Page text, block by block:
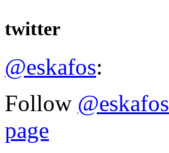
twitter
@eskafos:
Follow @eskafos
page